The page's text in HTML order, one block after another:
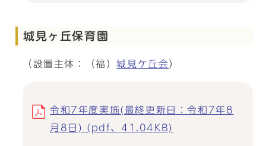
城見ヶ丘保育園
（設置主体：（福）城見ケ丘会）
令和7年度実施(最終更新日：令和7年8
月8日) (pdf、41.04KB)